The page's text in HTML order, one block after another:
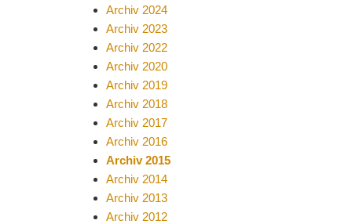
Archiv 2024
Archiv 2023
Archiv 2022
Archiv 2020
Archiv 2019
Archiv 2018
Archiv 2017
Archiv 2016
Archiv 2015
Archiv 2014
Archiv 2013
Archiv 2012